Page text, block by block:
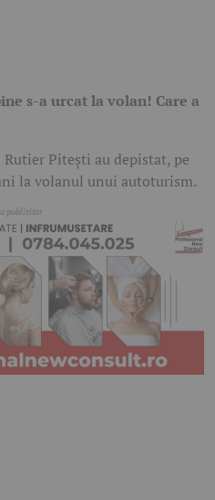
s-a urcat la volan! Care a
Pitești au depistat, pe
la volanul unui autoturism.